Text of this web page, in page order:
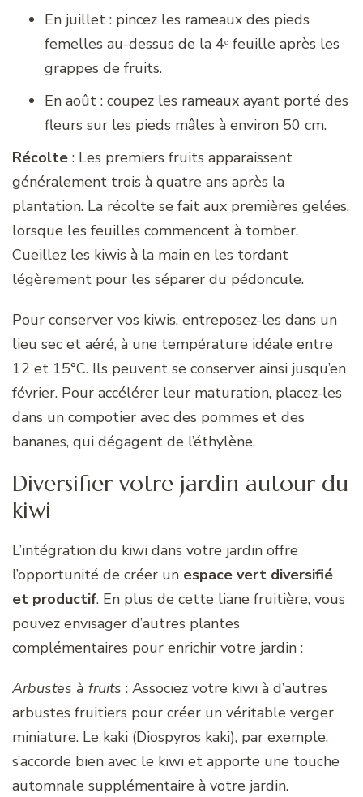
En juillet : pincez les rameaux des pieds
femelles au-dessus de la 4ᵉ feuille après les
grappes de fruits.
En août : coupez les rameaux ayant porté des
fleurs sur les pieds mâles à environ 50 cm.
Récolte : Les premiers fruits apparaissent
généralement trois à quatre ans après la
plantation. La récolte se fait aux premières gelées,
lorsque les feuilles commencent à tomber.
Cueillez les kiwis à la main en les tordant
légèrement pour les séparer du pédoncule.
Pour conserver vos kiwis, entreposez-les dans un
lieu sec et aéré, à une température idéale entre
12 et 15°C. Ils peuvent se conserver ainsi jusqu’en
février. Pour accélérer leur maturation, placez-les
dans un compotier avec des pommes et des
bananes, qui dégagent de l’éthylène.
Diversifier votre jardin autour du
kiwi
L’intégration du kiwi dans votre jardin offre
l’opportunité de créer un espace vert diversifié
et productif. En plus de cette liane fruitière, vous
pouvez envisager d’autres plantes
complémentaires pour enrichir votre jardin :
Arbustes à fruits : Associez votre kiwi à d’autres
arbustes fruitiers pour créer un véritable verger
miniature. Le kaki (Diospyros kaki), par exemple,
s’accorde bien avec le kiwi et apporte une touche
automnale supplémentaire à votre jardin.